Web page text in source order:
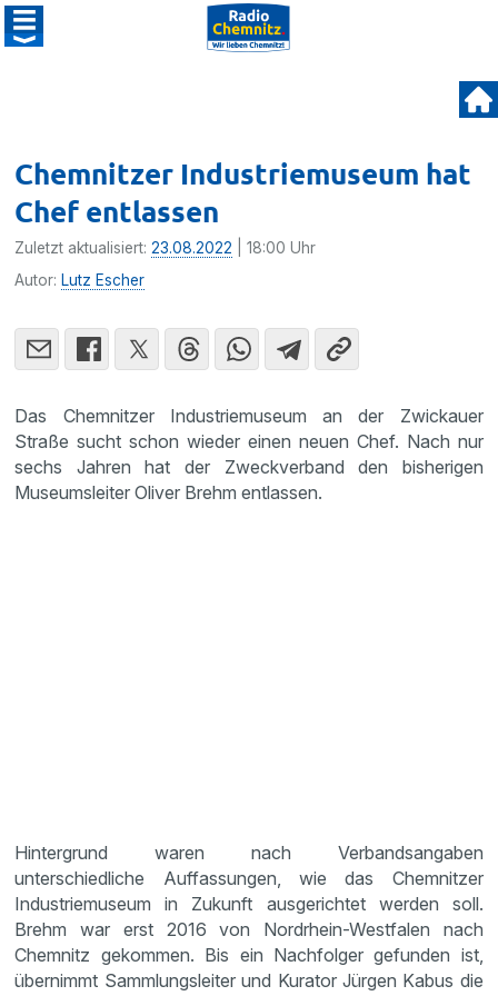
Chemnitzer Industriemuseum hat
Chef entlassen
Zuletzt aktualisiert:23.08.2022 | 18:00 Uhr
Autor: Lutz Escher
Das Chemnitzer Industriemuseum an der Zwickauer
Straße sucht schon wieder einen neuen Chef. Nach nur
sechs Jahren hat der Zweckverband den bisherigen
Museumsleiter Oliver Brehm entlassen.
Hintergrund waren nach Verbandsangaben
unterschiedliche Auffassungen, wie das Chemnitzer
Industriemuseum in Zukunft ausgerichtet werden soll.
Brehm war erst 2016 von Nordrhein-Westfalen nach
Chemnitz gekommen. Bis ein Nachfolger gefunden ist,
übernimmt Sammlungsleiter und Kurator Jürgen Kabus die